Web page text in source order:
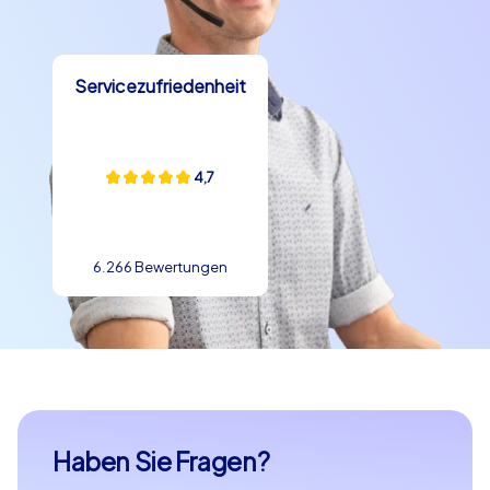
Abteilungsfeier in Most, unsere Events bieten ein
unvergessliches Erlebnis, das noch lange in Erinnerung
bleiben wird. Lassen Sie sich von der Magie von Most
verzaubern und erleben Sie ein Teambuilding in Most,
das Ihre Erwartungen übertreffen wird. Kontaktieren Sie
uns noch heute und planen Sie Ihr nächstes Abenteuer
mit CityHunters!
Servicezufriedenheit
4,7
6.266 Bewertungen
Haben Sie Fragen?